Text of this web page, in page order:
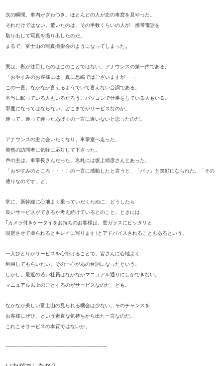
次の瞬間、車内がざわつき、ほとんどの人が左の車窓を見やった。
それだけではない。驚いたのは、その半数くらいの人が、携帯電話を
取り出して写真を撮り出したのだ。
まるで、富士山の写真撮影会のようになってしまった。
実は、私が注目したのはこのことではない。アナウンスの第一声である。
「おやすみのお客様には、真に恐縮ではございますが･･･」
この一言、なかなか言えるようでいて言えない台詞である。
本当に眠っている人もいるだろう。パソコンで仕事をしている人もいる。
邪魔になってはならない。どこまでがサービスなのか。
迷って、迷って迷ったあげくの一言に違いないと思ったのだ。
アナウンスの主に会いたくなり、車掌室へ走った。
突然の訪問者に気軽に応対して下さった。
声の主は、車掌長さんだった。名札には坂上靖彦さんとあった。
「おやすみのところ・・・」の一言に感動したと言うと、「パッ」と笑顔になられた。「その
通りなのです」と。
常に、新幹線に心地よく乗っていだくために、どうしたら
良いサービスができるか考え続けているとのこと。ときには、
｢カメラ付きケータイをお持ちのお客様は、窓ガラスにピッタリと
固定させて撮られるとキレイに写ります｣とアドバイスされることもあるという。
一人ひとりがサービスを心掛けることで、皆さんに心地よく
利用してもらいたい。その一心があの台詞になったという。
しかし、最近の若い社員はなかなかマニュアル通りにしかできない。
マニュアル以上のことするのがサービスなのだ、とも。
なかなか美しい富士山の見られる機会は少ない。そのチャンスを
お客様にぜひ、という素直な気持ちから出た一言なのだ。
これこそサービスの本質ではないか。
———————————————————